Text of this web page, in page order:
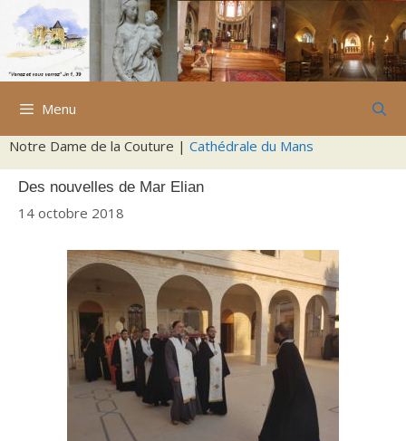
Aller
contenu
Menu
Notre Dame de la Couture | Cathédrale du Mans
Des nouvelles de Mar Elian
14 octobre 2018